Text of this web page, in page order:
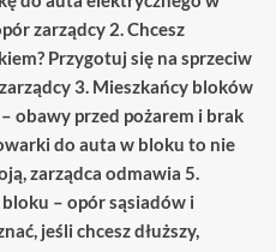
zarządcy 2. Chcesz
Przygotuj się na sprzeciw
3. Mieszkańcy bloków
obawy przed pożarem i brak
do auta w bloku to nie
zarządca odmawia 5.
– opór sąsiadów i
jeśli chcesz dłuższy,